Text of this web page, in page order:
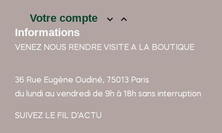
Votre compte  
Informations
VENEZ NOUS RENDRE VISITE A LA BOUTIQUE
36 Rue Eugène Oudiné, 75013 Paris
du lundi au vendredi de 9h à 18h sans interruption
SUIVEZ LE FIL D'ACTU